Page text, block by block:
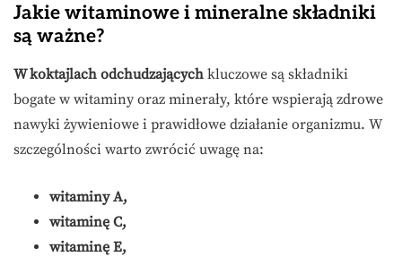
Jakie witaminowe i mineralne składniki
są ważne?
W koktajlach odchudzających kluczowe są składniki
bogate w witaminy oraz minerały, które wspierają zdrowe
nawyki żywieniowe i prawidłowe działanie organizmu. W
szczególności warto zwrócić uwagę na:
witaminy A,
witaminę C,
witaminę E,